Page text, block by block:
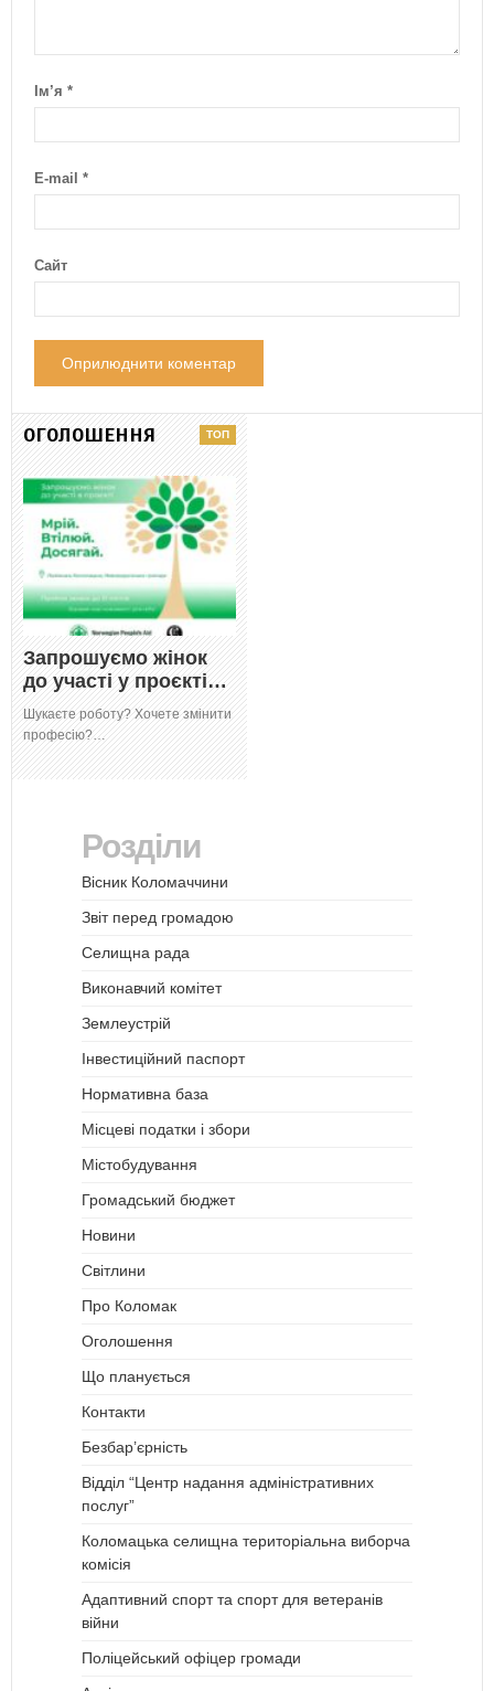
Ім’я *
E-mail *
Сайт
ОГОЛОШЕННЯ
Запрошуємо жінок
до участі у проєкті…
Шукаєте роботу? Хочете змінити
професію?…
Розділи
Вісник Коломаччини
Звіт перед громадою
Селищна рада
Виконавчий комітет
Землеустрій
Інвестиційний паспорт
Нормативна база
Місцеві податки і збори
Містобудування
Громадський бюджет
Новини
Світлини
Про Коломак
Оголошення
Що планується
Контакти
Безбар’єрність
Відділ “Центр надання адміністративних
послуг”
Коломацька селищна територіальна виборча
комісія
Адаптивний спорт та спорт для ветеранів
війни
Поліцейський офіцер громади